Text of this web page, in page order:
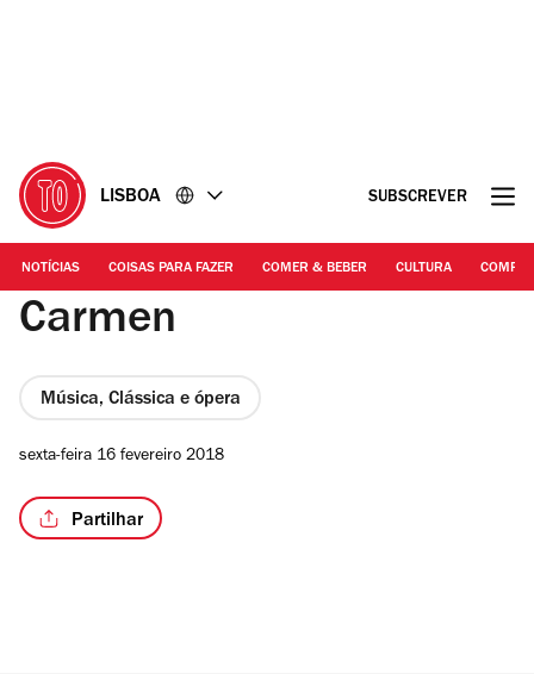
LISBOA SUBSCREVER
NOTÍCIAS COISAS PARA FAZER COMER & BEBER CULTURA
Carmen
Música, Clássica e ópera
sexta-feira 16 fevereiro 2018
Partilhar